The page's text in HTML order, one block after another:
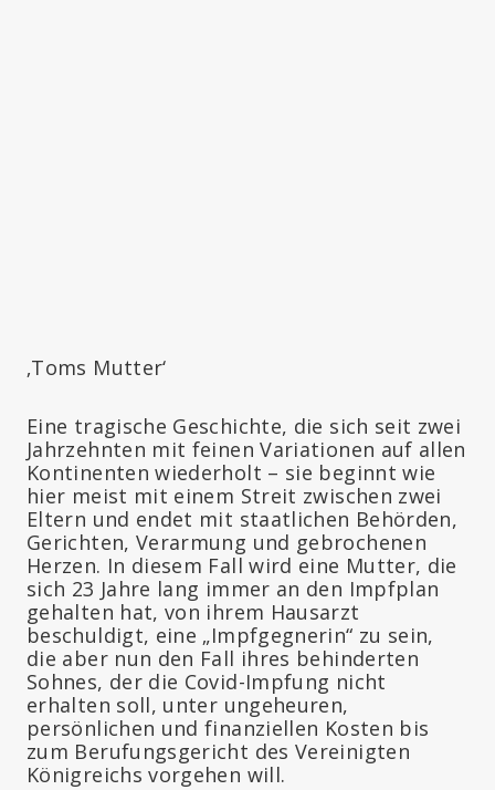
‚Toms Mutter‘
Eine tragische Geschichte, die sich seit zwei
Jahrzehnten mit feinen Variationen auf allen
Kontinenten wiederholt – sie beginnt wie
hier meist mit einem Streit zwischen zwei
Eltern und endet mit staatlichen Behörden,
Gerichten, Verarmung und gebrochenen
Herzen. In diesem Fall wird eine Mutter, die
sich 23 Jahre lang immer an den Impfplan
gehalten hat, von ihrem Hausarzt
beschuldigt, eine „Impfgegnerin“ zu sein,
die aber nun den Fall ihres behinderten
Sohnes, der die Covid-Impfung nicht
erhalten soll, unter ungeheuren,
persönlichen und finanziellen Kosten bis
zum Berufungsgericht des Vereinigten
Königreichs vorgehen will.